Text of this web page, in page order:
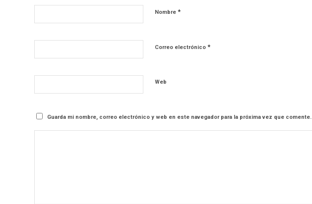
Nombre *
Correo electrónico *
Web
Guarda mi nombre, correo electrónico y web en este navegador para la próxima vez que comente.